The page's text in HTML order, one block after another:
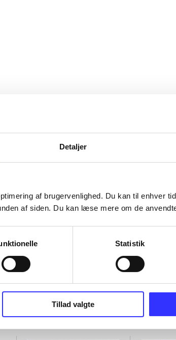
Detaljer
af brugervenlighed. Du kan til enhver
af siden. Du kan læse mere om de
Statistik
Tillad valgte